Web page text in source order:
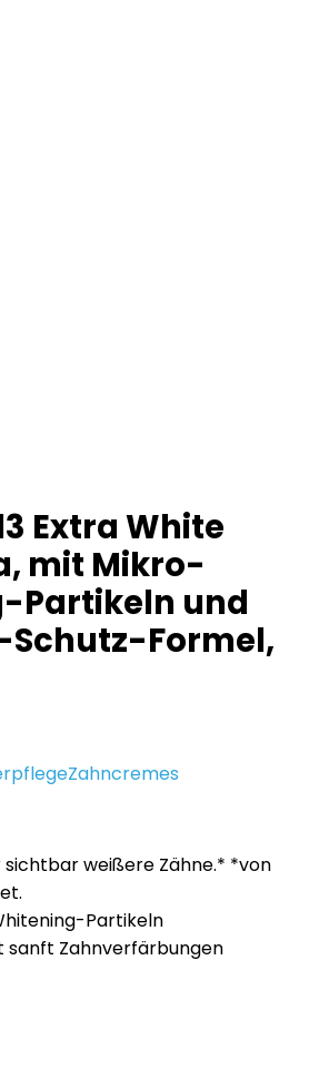
Extra White
mit Mikro-
Partikeln und
Formel,
Zahncremes
weißere Zähne.* *von
Partikeln
sanft Zahnverfärbungen